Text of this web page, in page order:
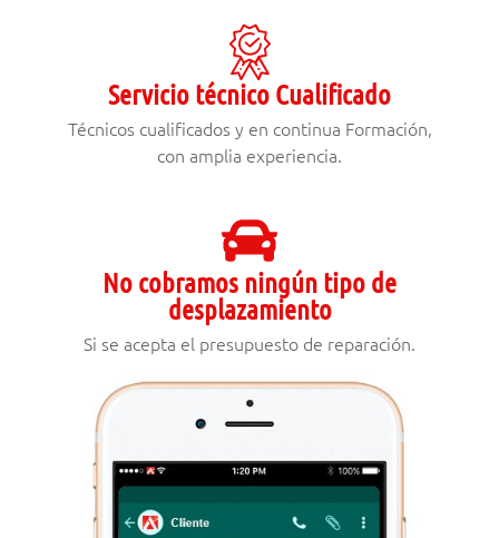
Servicio técnico Cualificado
Técnicos cualificados y en continua Formación,
con amplia experiencia.
No cobramos ningún tipo de
desplazamiento
Si se acepta el presupuesto de reparación.